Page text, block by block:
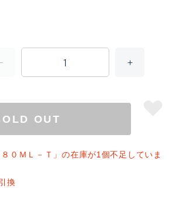
OUT
８０ＭＬ－Ｔ」の在庫が1個不足していま
換